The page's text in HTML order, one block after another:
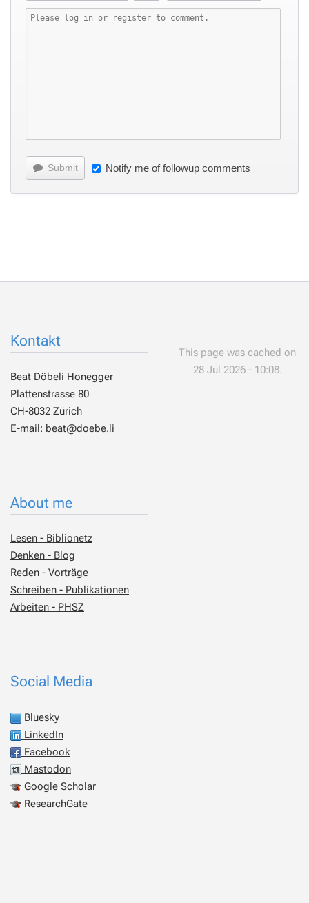
Submit Notify me of followup comments
Kontakt
Beat Döbeli Honegger
Plattenstrasse 80
CH-8032 Zürich
E-mail: beat@doebe.li
About me
Lesen - Biblionetz
Denken - Blog
Reden - Vorträge
Schreiben - Publikationen
Arbeiten - PHSZ
Social Media
Bluesky
LinkedIn
Facebook
Mastodon
Google Scholar
ResearchGate
This page was cached on
28 Jul 2026 - 10:08.